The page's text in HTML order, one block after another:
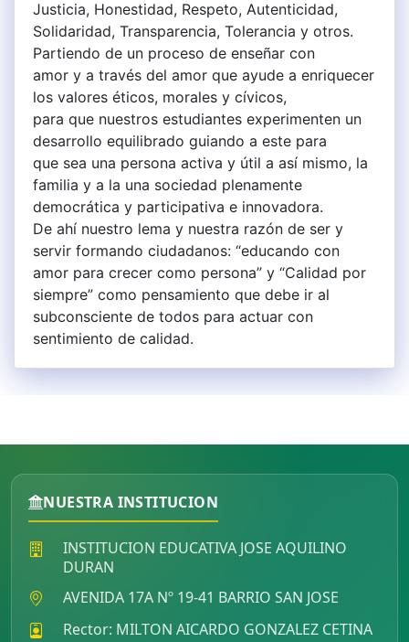
NUESTRA INSTITUCION
INSTITUCION EDUCATIVA JOSE AQUILINO
DURAN
AVENIDA 17A Nº 19-41 BARRIO SAN JOSE
Rector: MILTON AICARDO GONZALEZ CETINA